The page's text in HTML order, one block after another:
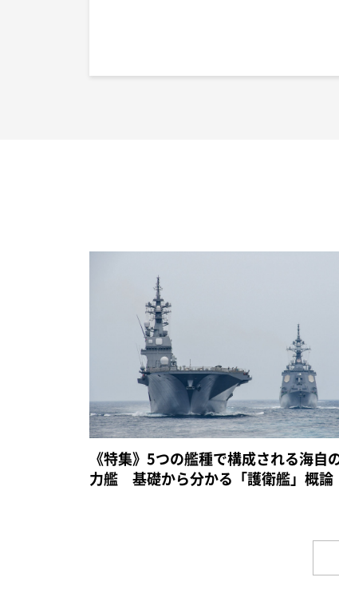
《特集》5つの艦種で構成される海自
力艦 基礎から分かる「護衛艦」概論